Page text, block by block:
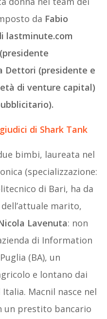
da Fabio
lastminute.com
Dettori (presidente e
di venture capital)
di Shark Tank
bimbi, laureata nel
(specializzazione:
di Bari, ha da
marito,
Lavenuta: non
di Information
(BA), un
e lontano dai
Macnil nasce nel
un prestito bancario